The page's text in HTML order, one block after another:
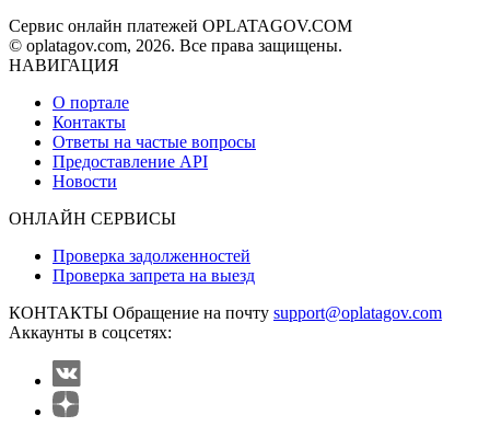
Сервис онлайн платежей OPLATAGOV.COM
© oplatagov.com, 2026. Все права защищены.
НАВИГАЦИЯ
О портале
Контакты
Ответы на частые вопросы
Предоставление API
Новости
ОНЛАЙН СЕРВИСЫ
Проверка задолженностей
Проверка запрета на выезд
КОНТАКТЫ Обращение на почту support@oplatagov.com
Аккаунты в соцсетях: